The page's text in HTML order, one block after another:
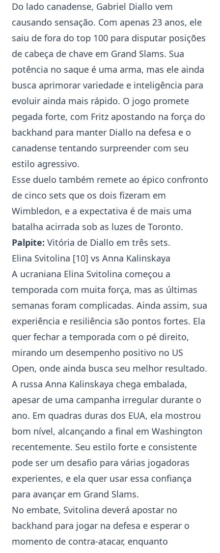
Do lado canadense, Gabriel Diallo vem
causando sensação. Com apenas 23 anos, ele
saiu de fora do top 100 para disputar posições
de cabeça de chave em Grand Slams. Sua
potência no saque é uma arma, mas ele ainda
busca aprimorar variedade e inteligência para
evoluir ainda mais rápido. O jogo promete
pegada forte, com Fritz apostando na força do
backhand para manter Diallo na defesa e o
canadense tentando surpreender com seu
estilo agressivo.
Esse duelo também remete ao épico confronto
de cinco sets que os dois fizeram em
Wimbledon, e a expectativa é de mais uma
batalha acirrada sob as luzes de Toronto.
Palpite: Vitória de Diallo em três sets.
Elina Svitolina [10] vs Anna Kalinskaya
A ucraniana Elina Svitolina começou a
temporada com muita força, mas as últimas
semanas foram complicadas. Ainda assim, sua
experiência e resiliência são pontos fortes. Ela
quer fechar a temporada com o pé direito,
mirando um desempenho positivo no US
Open, onde ainda busca seu melhor resultado.
A russa Anna Kalinskaya chega embalada,
apesar de uma campanha irregular durante o
ano. Em quadras duras dos EUA, ela mostrou
bom nível, alcançando a final em Washington
recentemente. Seu estilo forte e consistente
pode ser um desafio para várias jogadoras
experientes, e ela quer usar essa confiança
para avançar em Grand Slams.
No embate, Svitolina deverá apostar no
backhand para jogar na defesa e esperar o
momento de contra-atacar, enquanto